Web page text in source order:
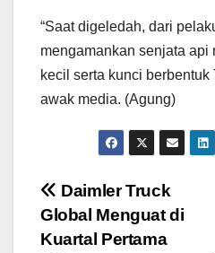
“Saat digeledah, dari
mengamankan senjata api
kecil serta kunci berbentuk
awak media. (Agung)
Navigasi
pos
Daimler Truck
Global Menguat di
Kuartal Pertama